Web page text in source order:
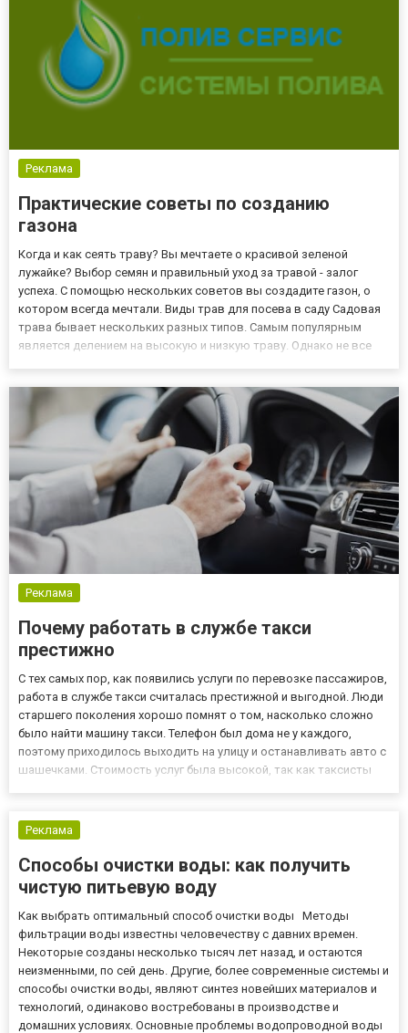
Реклама
Практические советы по созданию
газона
Когда и как сеять траву? Вы мечтаете о красивой зеленой
лужайке? Выбор семян и правильный уход за травой - залог
успеха. С помощью нескольких советов вы создадите газон, о
котором всегда мечтали. Виды трав для посева в саду Садовая
трава бывает нескольких разных типов. Самым популярным
является делением на высокую и низкую траву. Однако не все
Реклама
Почему работать в службе такси
престижно
С тех самых пор, как появились услуги по перевозке пассажиров,
работа в службе такси считалась престижной и выгодной. Люди
старшего поколения хорошо помнят о том, насколько сложно
было найти машину такси. Телефон был дома не у каждого,
поэтому приходилось выходить на улицу и останавливать авто с
шашечками. Стоимость услуг была высокой, так как таксисты
Реклама
Способы очистки воды: как получить
чистую питьевую воду
Как выбрать оптимальный способ очистки воды Методы
фильтрации воды известны человечеству с давних времен.
Некоторые созданы несколько тысяч лет назад, и остаются
неизменными, по сей день. Другие, более современные системы и
способы очистки воды, являют синтез новейших материалов и
технологий, одинаково востребованы в производстве и
домашних условиях. Основные проблемы водопроводной воды